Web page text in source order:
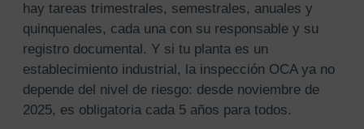
hay tareas trimestrales, semestrales, anuales y
quinquenales, cada una con su responsable y su
registro documental. Y si tu planta es un
establecimiento industrial, la inspección OCA ya no
depende del nivel de riesgo: desde noviembre de
2025, es obligatoria cada 5 años para todos.